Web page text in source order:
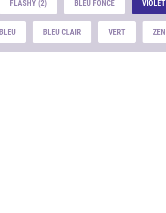
FLASHY (2) BLEU FONCÉ VIOLET
BLEU BLEU CLAIR VERT ZEN